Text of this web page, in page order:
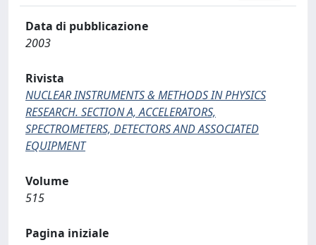
Data di pubblicazione
2003
Rivista
NUCLEAR INSTRUMENTS & METHODS IN PHYSICS
RESEARCH. SECTION A, ACCELERATORS,
SPECTROMETERS, DETECTORS AND ASSOCIATED
EQUIPMENT
Volume
515
Pagina iniziale